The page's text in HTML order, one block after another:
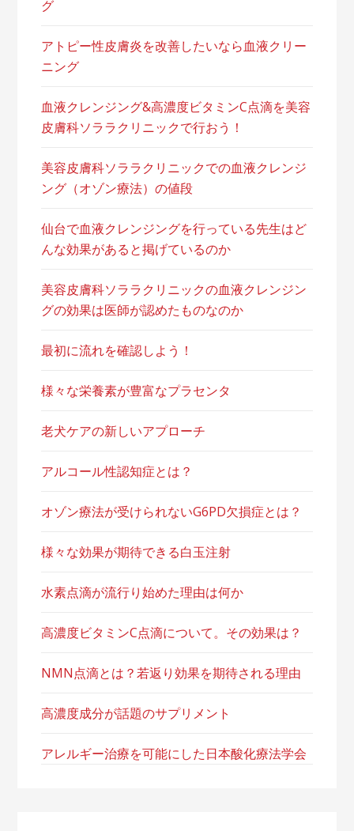
グ
アトピー性皮膚炎を改善したいなら血液クリー
ニング
血液クレンジング&高濃度ビタミンC点滴を美容
皮膚科ソララクリニックで行おう！
美容皮膚科ソララクリニックでの血液クレンジ
ング（オゾン療法）の値段
仙台で血液クレンジングを行っている先生はど
んな効果があると掲げているのか
美容皮膚科ソララクリニックの血液クレンジン
グの効果は医師が認めたものなのか
最初に流れを確認しよう！
様々な栄養素が豊富なプラセンタ
老犬ケアの新しいアプローチ
アルコール性認知症とは？
オゾン療法が受けられないG6PD欠損症とは？
様々な効果が期待できる白玉注射
水素点滴が流行り始めた理由は何か
高濃度ビタミンC点滴について。その効果は？
NMN点滴とは？若返り効果を期待される理由
高濃度成分が話題のサプリメント
アレルギー治療を可能にした日本酸化療法学会